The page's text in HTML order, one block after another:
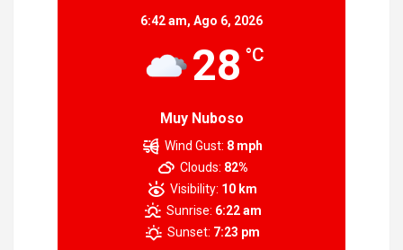
6:42 am, Ago 6, 2026
28 °C
Muy Nuboso
Wind Gust: 8 mph
Clouds: 82%
Visibility: 10 km
Sunrise: 6:22 am
Sunset: 7:23 pm